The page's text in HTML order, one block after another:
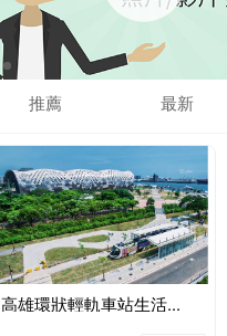
推薦 最新
高雄環狀輕軌車站生活...